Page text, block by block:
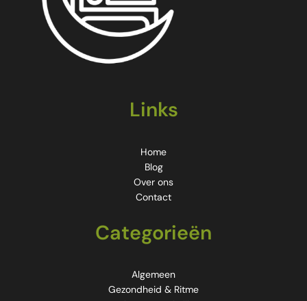
Links
Home
Blog
Over ons
Contact
Categorieën
Algemeen
Gezondheid & Ritme